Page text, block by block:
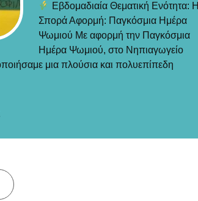
Εβδομαδιαία Θεματική Ενότητα: Η
Σπορά Αφορμή: Παγκόσμια Ημέρα
Ψωμιού Με αφορμή την Παγκόσμια
Ημέρα Ψωμιού, στο Νηπιαγωγείο
μια πλούσια και πολυεπίπεδη